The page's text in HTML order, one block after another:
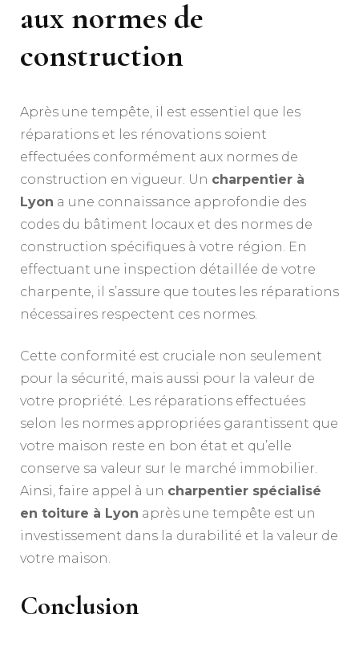
aux normes de
construction
Après une tempête, il est essentiel que les
réparations et les rénovations soient
effectuées conformément aux normes de
construction en vigueur. Un charpentier à
Lyon a une connaissance approfondie des
codes du bâtiment locaux et des normes de
construction spécifiques à votre région. En
effectuant une inspection détaillée de votre
charpente, il s’assure que toutes les réparations
nécessaires respectent ces normes.
Cette conformité est cruciale non seulement
pour la sécurité, mais aussi pour la valeur de
votre propriété. Les réparations effectuées
selon les normes appropriées garantissent que
votre maison reste en bon état et qu’elle
conserve sa valeur sur le marché immobilier.
Ainsi, faire appel à un charpentier spécialisé
en toiture à Lyon après une tempête est un
investissement dans la durabilité et la valeur de
votre maison.
Conclusion